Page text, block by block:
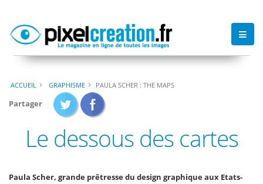
ACCUEIL GRAPHISME PAULA SCHER : THE MAPS
Partager
Le dessous des cartes
Paula Scher, grande prêtresse du design graphique aux Etats-